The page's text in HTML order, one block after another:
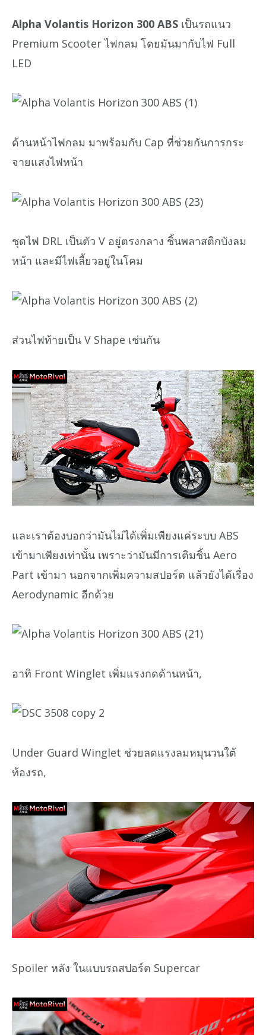
Alpha Volantis Horizon 300 ABS เป็นรถแนว
Premium Scooter ไฟกลม โดยมันมากับไฟ Full
LED
ด้านหน้าไฟกลม มาพร้อมกับ Cap ที่ช่วยกันการกระ
จายแสงไฟหน้า
ชุดไฟ DRL เป็นตัว V อยู่ตรงกลาง ชิ้นพลาสติกบังลม
หน้า และมีไฟเลี้ยวอยู่ในโคม
ส่วนไฟท้ายเป็น V Shape เช่นกัน
และเราต้องบอกว่ามันไม่ได้เพิ่มเพียงแค่ระบบ ABS
เข้ามาเพียงเท่านั้น เพราะว่ามันมีการเติมชิ้น Aero
Part เข้ามา นอกจากเพิ่มความสปอร์ต แล้วยังได้เรื่อง
Aerodynamic อีกด้วย
อาทิ Front Winglet เพิ่มแรงกดด้านหน้า,
Under Guard Winglet ช่วยลดแรงลมหมุนวนใต้
ท้องรถ,
Spoiler หลัง ในแบบรถสปอร์ต Supercar